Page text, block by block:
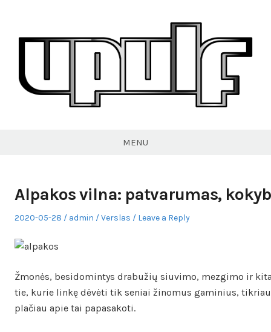
content
MENU
Alpakos vilna: patvarumas,
Posted
2020-05-28 Author
admin
Posted
Verslas Leave a Reply
Žmonės, besidomintys drabužių siuvimo, mezgimo ir
tie, kurie linkę dėvėti tik seniai žinomus gaminius,
plačiau apie tai papasakoti.